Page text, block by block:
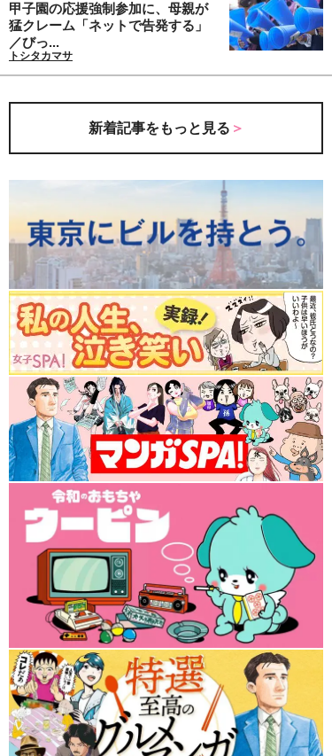
甲子園の応援強制参加に、母親が
猛クレーム「ネットで告発する」
／びっ...
トシタカマサ
新着記事をもっと見る